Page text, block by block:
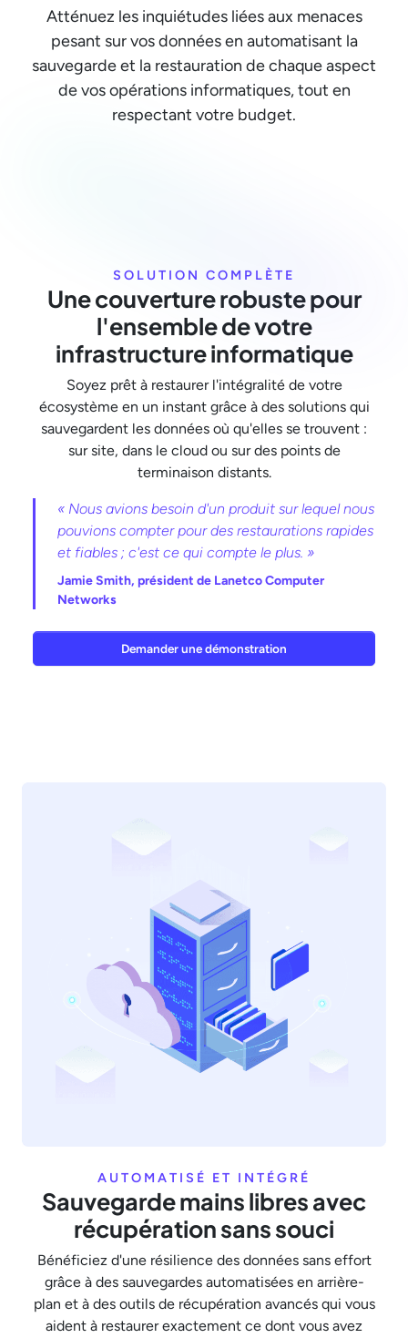
Atténuez les inquiétudes liées aux menaces
pesant sur vos données en automatisant la
sauvegarde et la restauration de chaque aspect
de vos opérations informatiques, tout en
respectant votre budget.
SOLUTION COMPLÈTE
Une couverture robuste pour
l'ensemble de votre
infrastructure informatique
Soyez prêt à restaurer l'intégralité de votre
écosystème en un instant grâce à des solutions qui
sauvegardent les données où qu'elles se trouvent :
sur site, dans le cloud ou sur des points de
terminaison distants.
« Nous avions besoin d'un produit sur lequel nous
pouvions compter pour des restaurations rapides
et fiables ; c'est ce qui compte le plus. »
Jamie Smith, président de Lanetco Computer
Networks
Demander une démonstration
AUTOMATISÉ ET INTÉGRÉ
Sauvegarde mains libres avec
récupération sans souci
Bénéficiez d'une résilience des données sans effort
grâce à des sauvegardes automatisées en arrière-
plan et à des outils de récupération avancés qui vous
aident à restaurer exactement ce dont vous avez